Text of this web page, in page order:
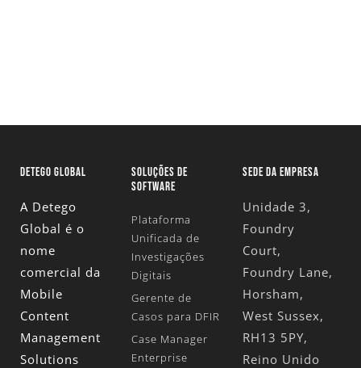
DETEGO GLOBAL
A Detego
Global é o
nome
comercial da
Mobile
Content
Management
Solutions
SOLUÇÕES DE
SOFTWARE
Plataforma
Unificada de
Investigações
Digitais
Gerente de
Casos para DFIR
Case Manager
Enterprise
SEDE DA EMPRESA
Unidade 3,
Foundry
Court,
Foundry Lane,
Horsham,
West Sussex,
RH13 5PY,
Reino Unido